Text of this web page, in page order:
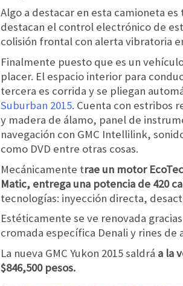
Algo a destacar en esta camioneta
destacan el control electrónico de
colisión frontal con alerta vibratoria
Finalmente puesto que es un
placer. El espacio interior para
tercera es corrida y se pliegan
Suburban 2015. Cuenta con estribos
y madera de álamo, panel de
navegación con GMC Intellilink,
como DVD entre otras cosas.
Mecánicamente trae un motor
Matic, entrega una potencia de 420
tecnologías: inyección directa,
Estéticamente se ve renovada
cromada específica Denali y rines de
La nueva GMC Yukon 2015 saldrá a la
$846,500 pesos.